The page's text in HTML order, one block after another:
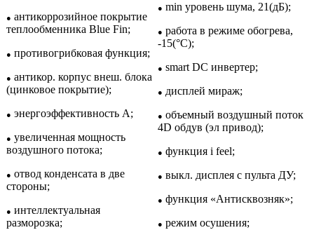
● антикоррозийное покрытие
теплообменника Blue Fin;
● противогрибковая функция;
● антикор. корпус внеш. блока
(цинковое покрытие);
● энергоэффективность A;
● увеличенная мощность
воздушного потока;
● отвод конденсата в две
стороны;
● интеллектуальная
разморозка;
● min уровень шума, 21(дБ);
● работа в режиме обогрева,
-15(°С);
● smart DC инвертер;
● дисплей мираж;
● объемный воздушный поток
4D обдув (эл привод);
● функция i feel;
● выкл. дисплея с пульта ДУ;
● функция «Антисквозняк»;
● режим осушения;